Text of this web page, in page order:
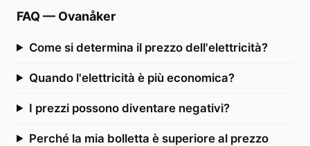
FAQ — Ovanåker
Come si determina il prezzo dell'elettricità?
Quando l'elettricità è più economica?
I prezzi possono diventare negativi?
Perché la mia bolletta è superiore al prezzo